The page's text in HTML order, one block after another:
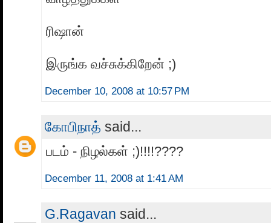
ரிஷான்
இருங்க வச்சுக்கிறேன் ;)
December 10, 2008 at 10:57 PM
கோபிநாத் said...
படம் - நிழல்கள் ;)!!!!????
December 11, 2008 at 1:41 AM
G.Ragavan said...